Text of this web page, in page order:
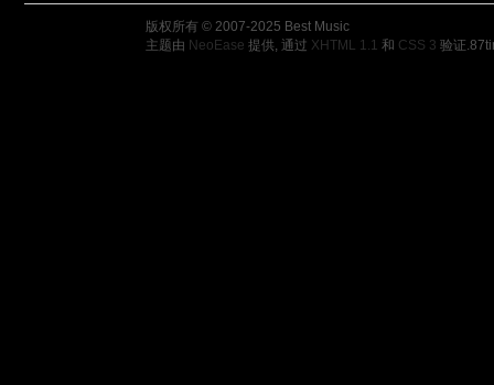
版权所有 © 2007-2025 Best Music
主题由 NeoEase 提供, 通过 XHTML 1.1 和 CSS 3 验证.